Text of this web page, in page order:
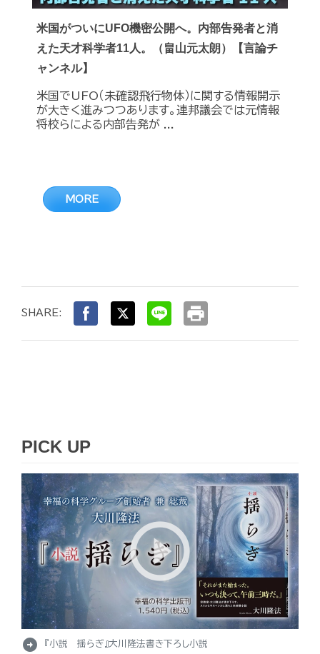
米国がついにUFO機密公開へ。内部告発者と消
えた天才科学者11人。（畠山元太朗）【言論チ
ャンネル】
米国でUFO（未確認飛行物体）に関する情報開示
が大きく進みつつあります。連邦議会では元情報
将校らによる内部告発が ...
MORE
SHARE: print
PICK UP
arrow_circle_right 『小説 揺らぎ』大川隆法書き下ろし小説